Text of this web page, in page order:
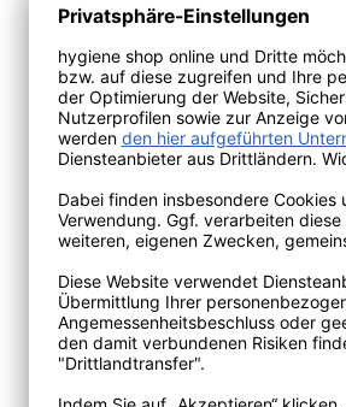
Tattoo- und Piercingstudios
Kosmetik- und Friseursalons
Gastronomie, Hotellerie &
Industrie & Handwerk
Medizinische Einrichtungen
Technische Daten
Länge:≥ 240 mm
Materialstärke: Standard
Form:Rechts und links tragbar
Beschichtung: